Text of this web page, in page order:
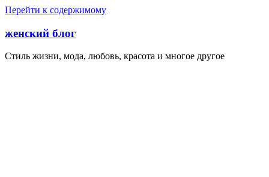
Перейти к содержимому
женский блог
Стиль жизни, мода, любовь, красота и многое другое